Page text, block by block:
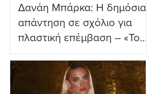
Δανάη Μπάρκα: Η δημόσια
απάντηση σε σχόλιο για
πλαστική επέμβαση – «Το
ωραιότερο σχόλιο που